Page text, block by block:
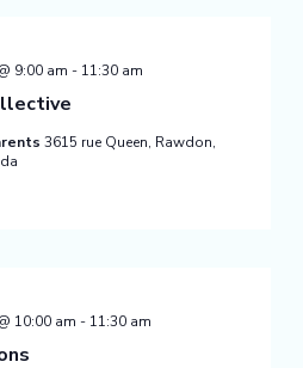
9:00 am - 11:30 am
3615 rue Queen, Rawdon,
10:00 am - 11:30 am